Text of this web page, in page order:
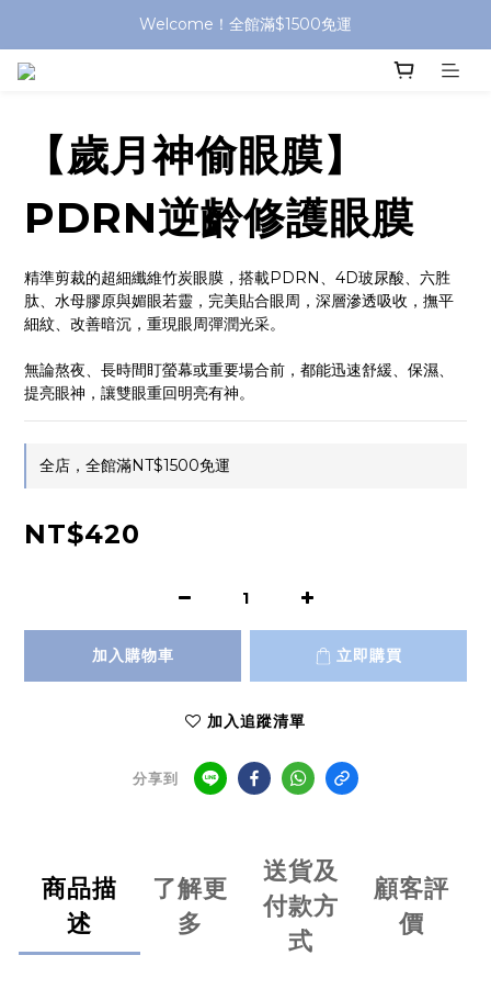
Welcome！全館滿$1500免運
【歲月神偷眼膜】
PDRN逆齡修護眼膜
精準剪裁的超細纖維竹炭眼膜，搭載PDRN、4D玻尿酸、六胜
肽、水母膠原與媚眼若靈，完美貼合眼周，深層滲透吸收，撫平
細紋、改善暗沉，重現眼周彈潤光采。
無論熬夜、長時間盯螢幕或重要場合前，都能迅速舒緩、保濕、
提亮眼神，讓雙眼重回明亮有神。
全店，全館滿NT$1500免運
NT$420
加入購物車 立即購買
加入追蹤清單
分享到
商品描
述
了解更
多
送貨及
付款方
式
顧客評
價